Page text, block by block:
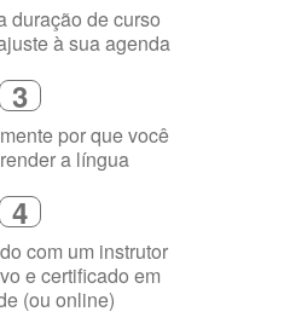
2
duração de curso
à sua agenda
3
por que você
a língua
4
com um instrutor